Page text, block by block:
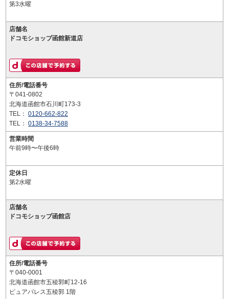
第3水曜
店舗名
ドコモショップ函館新道店
住所/電話番号
〒041-0802
北海道函館市石川町173-3
TEL： 0120-662-822
TEL： 0138-34-7588
営業時間
午前9時〜午後6時
定休日
第2水曜
店舗名
ドコモショップ函館店
住所/電話番号
〒040-0001
北海道函館市五稜郭町12-16
ピュアパレス五稜郭 1階